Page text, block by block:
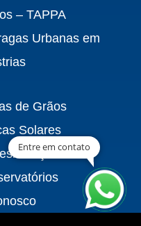
– TAPPA
Urbanas em
de Grãos
Solares
Entre em contato